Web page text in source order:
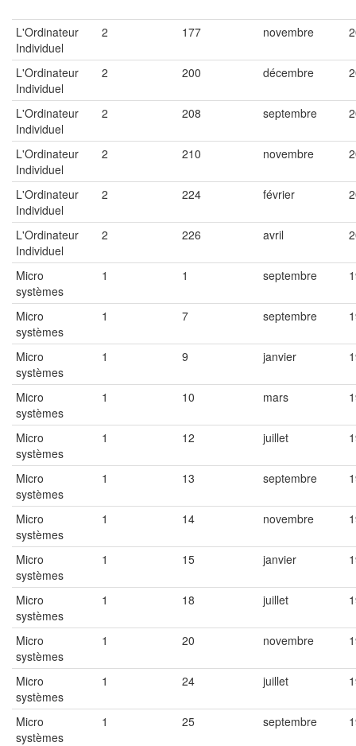
L'Ordinateur
Individuel
2 177 novembre
L'Ordinateur
Individuel
2 200 décembre
L'Ordinateur
Individuel
2 208 septembre
L'Ordinateur
Individuel
2 210 novembre
L'Ordinateur
Individuel
2 224 février
L'Ordinateur
Individuel
2 226 avril
Micro
systèmes
1 1 septembre
Micro
systèmes
1 7 septembre
Micro
systèmes
1 9 janvier
Micro
systèmes
1 10 mars
Micro
systèmes
1 12 juillet
Micro
systèmes
1 13 septembre
Micro
systèmes
1 14 novembre
Micro
systèmes
1 15 janvier
Micro
systèmes
1 18 juillet
Micro
systèmes
1 20 novembre
Micro
systèmes
1 24 juillet
Micro
systèmes
1 25 septembre